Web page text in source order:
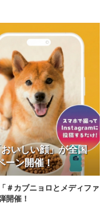
いしい顔」が全国
ーン開催！
＃カブニョロとメディファ
開催！